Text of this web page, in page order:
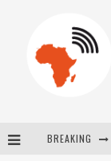
BREAKING